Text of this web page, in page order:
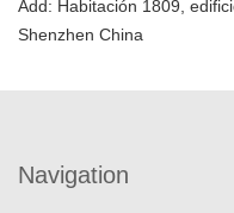
Add: Habitación 1809,
Shenzhen China
Navigation